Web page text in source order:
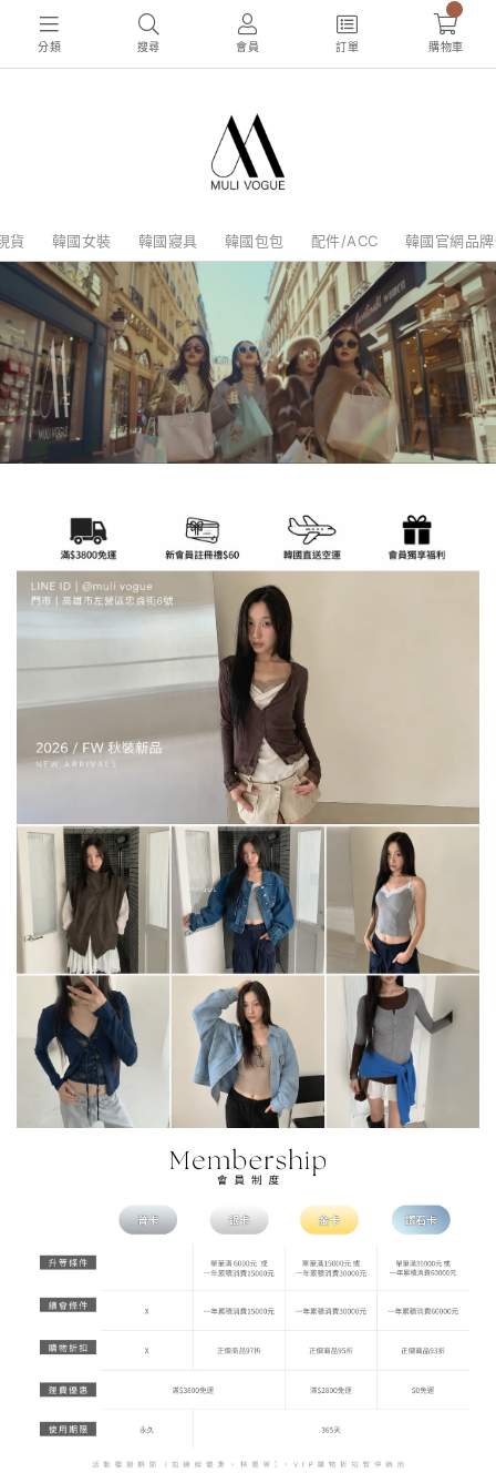
分類 搜尋 會員 訂單 購物車
貨 韓國女裝 韓國寢具 韓國包包 配件/ACC 韓國官網品